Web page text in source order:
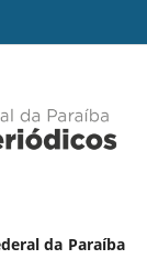
da Paraíba